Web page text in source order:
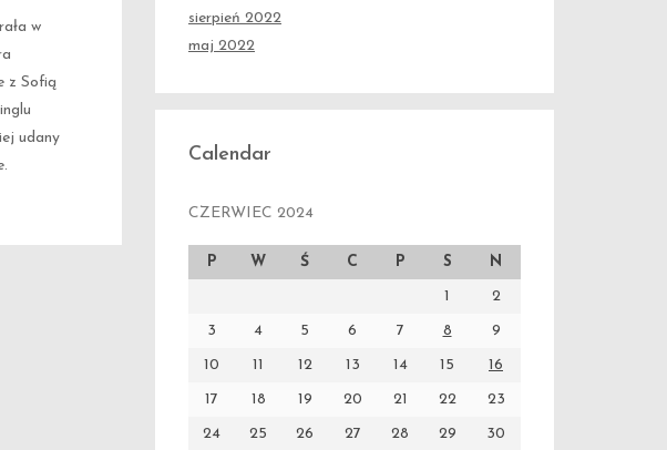
w
z Sofią
udany
sierpień 2022
maj 2022
Calendar
CZERWIEC 2024
P W Ś C P S N
1 2
3 4 5 6 7 8 9
10 11 12 13 14 15 16
17 18 19 20 21 22 23
24 25 26 27 28 29
30